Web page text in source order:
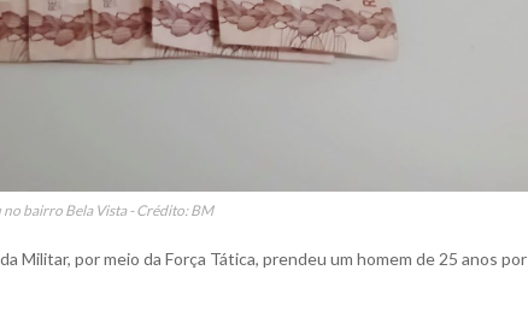
bairro Bela Vista - Crédito: BM
Militar, por meio da Força Tática, prendeu um homem de 25 anos por